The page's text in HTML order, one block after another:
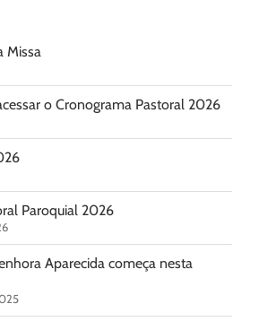
Missa
o Cronograma Pastoral 2026
Paroquial 2026
Aparecida começa nesta